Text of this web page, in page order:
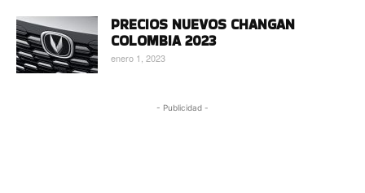
PRECIOS NUEVOS CHANGAN
COLOMBIA 2023
enero 1, 2023
- Publicidad -